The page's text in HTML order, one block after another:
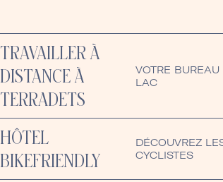
TRAVAILLER À
DISTANCE À
TERRADETS
VOTRE
LAC
HÔTEL
BIKEFRIENDLY
DÉCOUVREZ
CYCLISTES